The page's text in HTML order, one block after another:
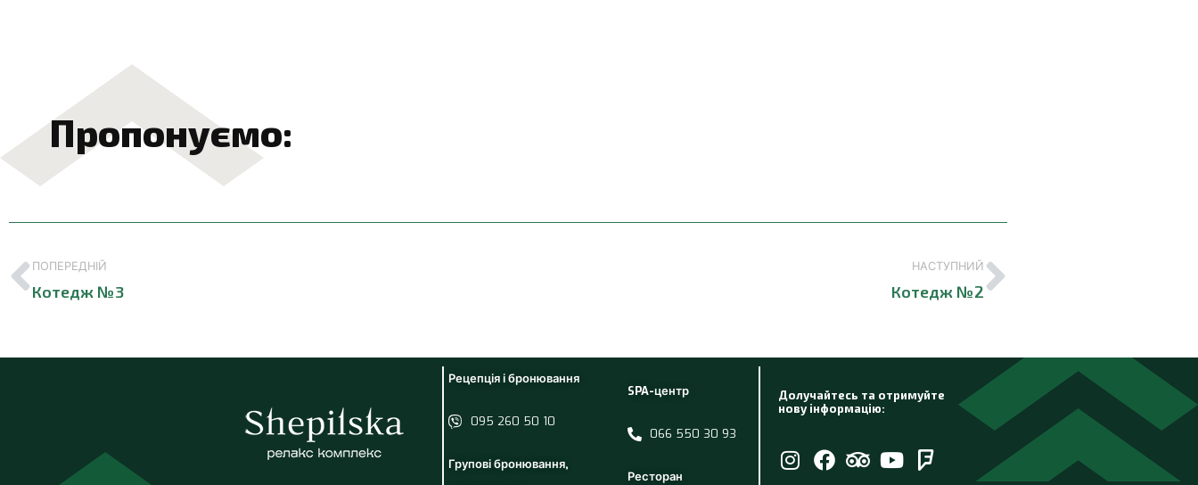
Пропонуємо:
ПОПЕРЕДНІЙ
Котедж №3
НАСТУПНИЙ
Котедж №2
Рецепція і бронювання
095 260 50 10
Групові бронювання,
SPA-центр
066 550 30 93
Ресторан
Долучайтесь та отримуйте
нову інформацію: